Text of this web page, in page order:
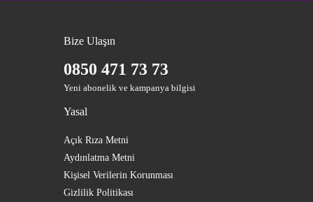
Bize Ulaşın
0850 471 73 73
Yeni abonelik ve kampanya bilgisi
Yasal
Açık Rıza Metni
Aydınlatma Metni
Kişisel Verilerin Korunması
Gizlilik Politikası